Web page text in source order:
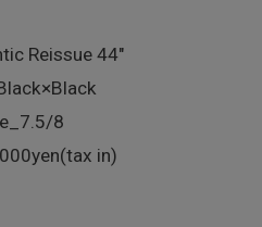
Reissue 44"
8
in)